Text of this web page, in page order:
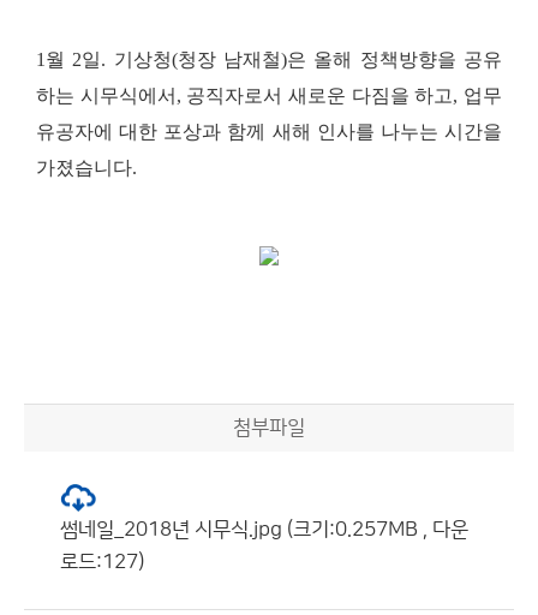
1 월 2일. 기상청(청장 남재철)은 올해 정책방향을 공유
하는 시무식에서 , 공직자로서 새로운 다짐을 하고, 업무
유공자에 대한 포상과 함께 새해 인사를 나누는 시간을
가졌습니다.
첨부파일
썸네일_2018년 시무식.jpg (크기:0.257MB , 다운
로드:127)